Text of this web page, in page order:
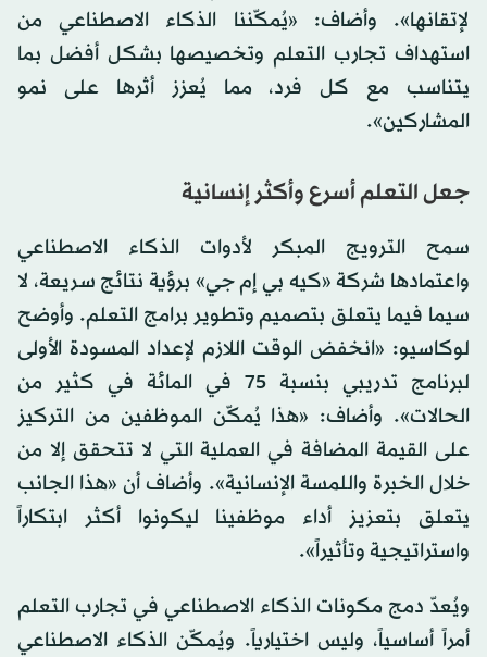
لإتقانها». وأضاف: «يُمكّننا الذكاء الاصطناعي من
استهداف تجارب التعلم وتخصيصها بشكل أفضل بما
يتناسب مع كل فرد، مما يُعزز أثرها على نمو
المشاركين».
جعل التعلم أسرع وأكثر إنسانية
سمح الترويج المبكر لأدوات الذكاء الاصطناعي
واعتمادها شركة «كيه بي إم جي» برؤية نتائج سريعة، لا
سيما فيما يتعلق بتصميم وتطوير برامج التعلم. وأوضح
لوكاسيو: «انخفض الوقت اللازم لإعداد المسودة الأولى
لبرنامج تدريبي بنسبة 75 في المائة في كثير من
الحالات». وأضاف: «هذا يُمكّن الموظفين من التركيز
على القيمة المضافة في العملية التي لا تتحقق إلا من
خلال الخبرة واللمسة الإنسانية». وأضاف أن «هذا الجانب
يتعلق بتعزيز أداء موظفينا ليكونوا أكثر ابتكاراً
واستراتيجية وتأثيراً».
ويُعدّ دمج مكونات الذكاء الاصطناعي في تجارب التعلم
أمراً أساسياً، وليس اختيارياً. ويُمكّن الذكاء الاصطناعي